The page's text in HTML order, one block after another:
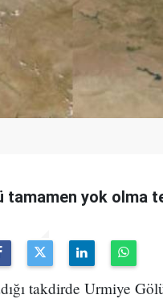
tamamen yok olma
takdirde Urmiye